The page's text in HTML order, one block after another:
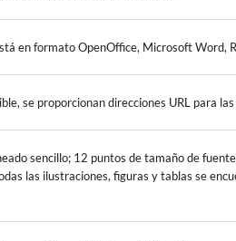
en formato OpenOffice, Microsoft Word,
se proporcionan direcciones URL para
sencillo; 12 puntos de tamaño de
las ilustraciones, figuras y tablas se